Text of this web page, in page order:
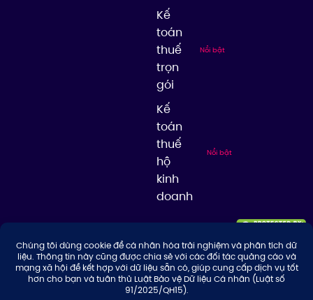
Kế
toán
thuế
trọn
gói
Nổi bật
Kế
toán
thuế
hộ
kinh
doanh
Nổi bật
© 2026 Công ty TNHH Tư Vấn & Giải Pháp Thuế Thuận Thiên, giữ bản